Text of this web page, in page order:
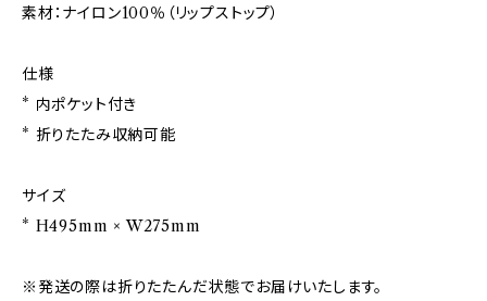
素材：ナイロン100％（リップストップ）
仕様
* 内ポケット付き
* 折りたたみ収納可能
サイズ
* H495mm × W275mm
※発送の際は折りたたんだ状態でお届けいたします。